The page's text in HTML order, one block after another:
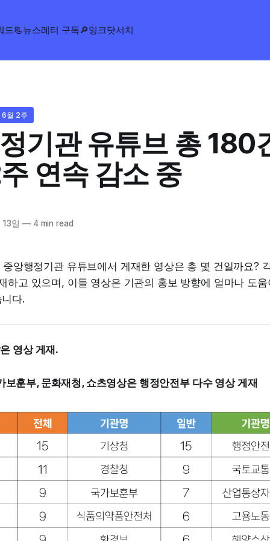
드📃뉴스레터 구독🔎잉크닷서치
월 2주
기관 유튜브 총 180
연속 감소 중
일 —4 min read
앙행정기관 유튜브에서 게재한 영상은 총 몇 건일까요?
하고 있으며, 이들 영상은 기관의 홍보 방향에 얼마나 도
다.
영상 게재.
보훈부, 문화재청, 쇼츠영상은 행정안전부 다수 영상 게재